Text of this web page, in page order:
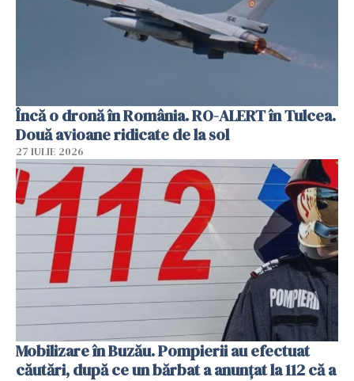
Încă o dronă în România. RO-ALERT în Tulcea.
Două avioane ridicate de la sol
27 IULIE 2026
Mobilizare în Buzău. Pompierii au efectuat
căutări, după ce un bărbat a anunțat la 112 că a